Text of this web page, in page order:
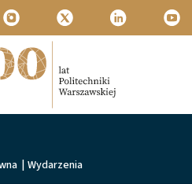
nawigacyjna
Wydarzenia